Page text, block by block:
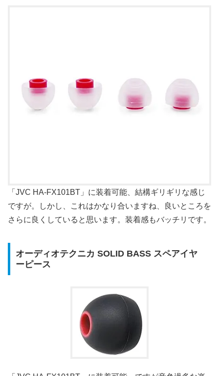
「JVC HA-FX101BT」に装着可能、結構ギリギリな感じ
ですが。しかし、これはかなり合いますね、良いところを
さらに良くしていると思います。装着感もバッチリです。
オーディオテクニカ SOLID BASS スペアイヤ
ーピース